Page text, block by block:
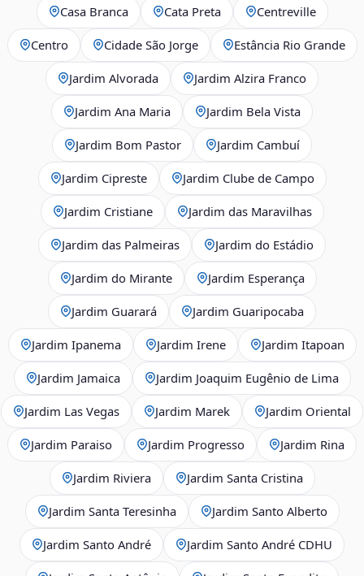
Casa Branca Cata Preta Centreville
Centro Cidade São Jorge Estância Rio Grande
Jardim Alvorada Jardim Alzira Franco
Jardim Ana Maria Jardim Bela Vista
Jardim Bom Pastor Jardim Cambuí
Jardim Cipreste Jardim Clube de Campo
Jardim Cristiane Jardim das Maravilhas
Jardim das Palmeiras Jardim do Estádio
Jardim do Mirante Jardim Esperança
Jardim Guarará Jardim Guaripocaba
Jardim Ipanema Jardim Irene Jardim Itapoan
Jardim Jamaica Jardim Joaquim Eugênio de Lima
Jardim Las Vegas Jardim Marek Jardim Oriental
Jardim Paraiso Jardim Progresso Jardim Rina
Jardim Riviera Jardim Santa Cristina
Jardim Santa Teresinha Jardim Santo Alberto
Jardim Santo André Jardim Santo André CDHU